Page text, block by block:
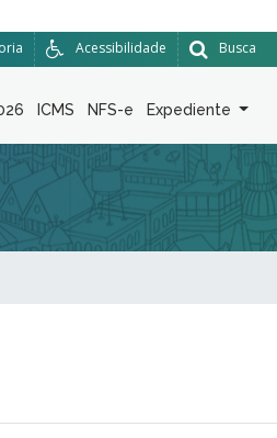
Busca
Acessibilidade
ICMS NFS-e Expediente